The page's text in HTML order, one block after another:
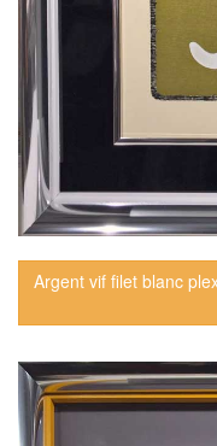
Argent vif filet blanc